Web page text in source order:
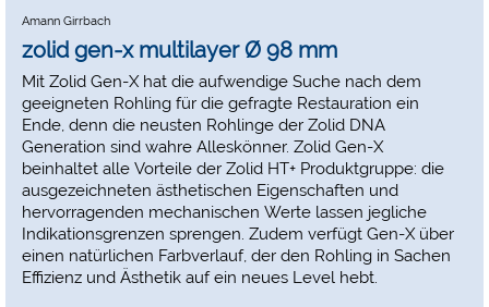
Amann Girrbach
zolid gen-x multilayer Ø 98 mm
Mit Zolid Gen-X hat die aufwendige Suche nach dem
geeigneten Rohling für die gefragte Restauration ein
Ende, denn die neusten Rohlinge der Zolid DNA
Generation sind wahre Alleskönner. Zolid Gen-X
beinhaltet alle Vorteile der Zolid HT+ Produktgruppe: die
ausgezeichneten ästhetischen Eigenschaften und
hervorragenden mechanischen Werte lassen jegliche
Indikationsgrenzen sprengen. Zudem verfügt Gen-X über
einen natürlichen Farbverlauf, der den Rohling in Sachen
Effizienz und Ästhetik auf ein neues Level hebt.